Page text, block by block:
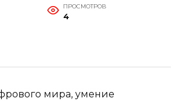
ПРОСМОТРОВ
4
мира, умение